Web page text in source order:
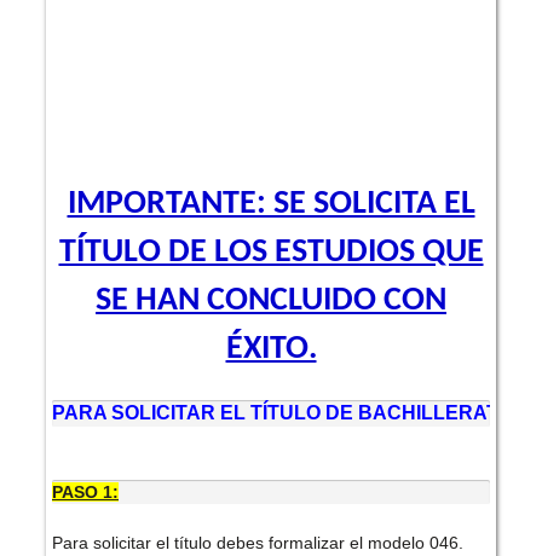
IMPORTANTE: SE SOLICITA EL
TÍTULO DE LOS ESTUDIOS QUE
SE HAN CONCLUIDO CON
ÉXITO.
PARA SOLICITAR EL TÍTULO DE BACHILLERATO
PASO 1:
Para solicitar el título debes formalizar el modelo 046.